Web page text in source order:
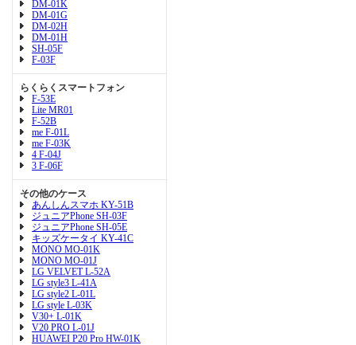
DM-01K
DM-01G
DM-02H
DM-01H
SH-05F
F-03F
らくらくスマートフォン
F-53E
Lite MR01
F-52B
me F-01L
me F-03K
4 F-04J
3 F-06F
その他のケース
あんしんスマホ KY-51B
ジュニアPhone SH-03F
ジュニアPhone SH-05E
キッズケータイ KY-41C
MONO MO-01K
MONO MO-01J
LG VELVET L-52A
LG style3 L-41A
LG style2 L-01L
LG style L-03K
V30+ L-01K
V20 PRO L-01J
HUAWEI P20 Pro HW-01K